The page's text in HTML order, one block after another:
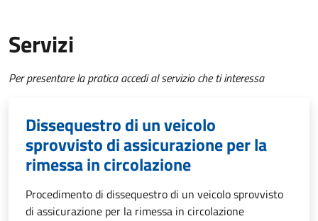
Servizi
Per presentare la pratica accedi al servizio che ti interessa
Dissequestro di un veicolo
sprovvisto di assicurazione per la
rimessa in circolazione
Procedimento di dissequestro di un veicolo sprovvisto
di assicurazione per la rimessa in circolazione